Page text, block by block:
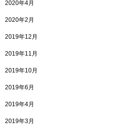
2020年4月
2020年2月
2019年12月
2019年11月
2019年10月
2019年6月
2019年4月
2019年3月